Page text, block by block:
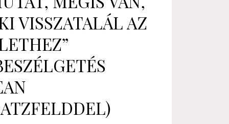
VISSZATALÁL AZ